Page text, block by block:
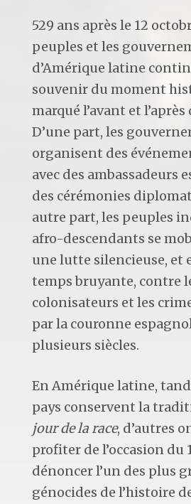
529 ans après le 12
peuples et les
d’Amérique latine
souvenir du moment
marqué l’avant et
D’une part, les
organisent des
avec des ambassadeurs
des cérémonies
autre part, les peuples
afro-descendants se
une lutte silencieuse, et
temps bruyante, contre
colonisateurs et les
par la couronne
plusieurs siècles.
En Amérique latine,
pays conservent la
jour de la race, d’autres
profiter de l’occasion du
dénoncer l’un des plus
génocides de l’histoire